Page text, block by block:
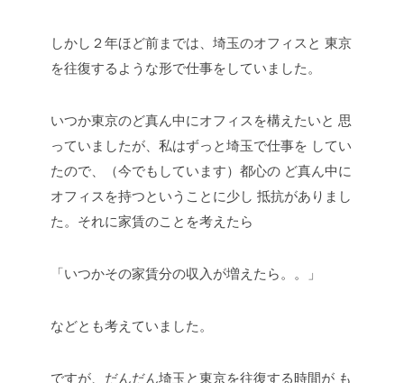
しかし２年ほど前までは、埼玉のオフィスと 東京
を往復するような形で仕事をしていました。
いつか東京のど真ん中にオフィスを構えたいと 思
っていましたが、私はずっと埼玉で仕事を してい
たので、（今でもしています）都心の ど真ん中に
オフィスを持つということに少し 抵抗がありまし
た。それに家賃のことを考えたら
「いつかその家賃分の収入が増えたら。。」
などとも考えていました。
ですが、だんだん埼玉と東京を往復する時間が も